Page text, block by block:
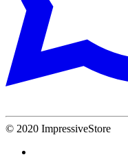
© 2020 ImpressiveStore